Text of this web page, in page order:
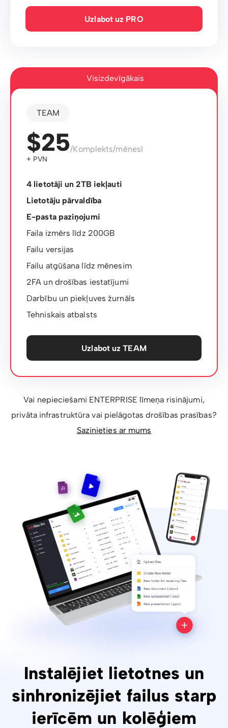
Uzlabot uz PRO
Visizdevīgākais
TEAM
$25/Komplekts/mēnesī
+ PVN
4 lietotāji un 2TB iekļauti
Lietotāju pārvaldība
E-pasta paziņojumi
Faila izmērs līdz 200GB
Failu versijas
Failu atgūšana līdz mēnesim
2FA un drošības iestatījumi
Darbību un piekļuves žurnāls
Tehniskais atbalsts
Uzlabot uz TEAM
Vai nepieciešami ENTERPRISE līmeņa risinājumi,
privāta infrastruktūra vai pielāgotas drošības prasības?
Sazinieties ar mums
Instalējiet lietotnes un
sinhronizējiet failus starp
ierīcēm un kolēģiem